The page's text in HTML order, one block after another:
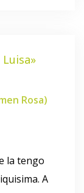
»
Rosa)
la tengo
A